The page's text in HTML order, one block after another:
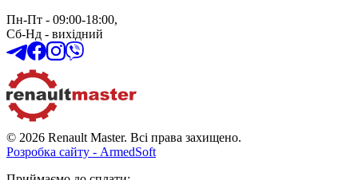
Пн-Пт - 09:00-18:00,
Сб-Нд - вихідний
© 2026 Renault Master. Всі права захищено.
Розробка сайту - ArmedSoft